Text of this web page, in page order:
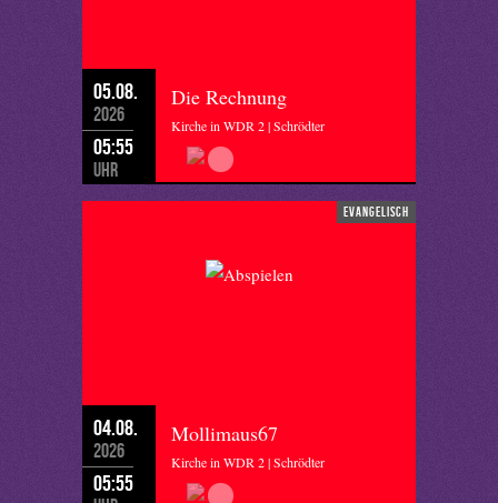
05.08.
2026
05:55
Uhr
Die Rechnung
Kirche in WDR 2 | Schrödter
evangelisch
04.08.
2026
05:55
Mollimaus67
Kirche in WDR 2 | Schrödter